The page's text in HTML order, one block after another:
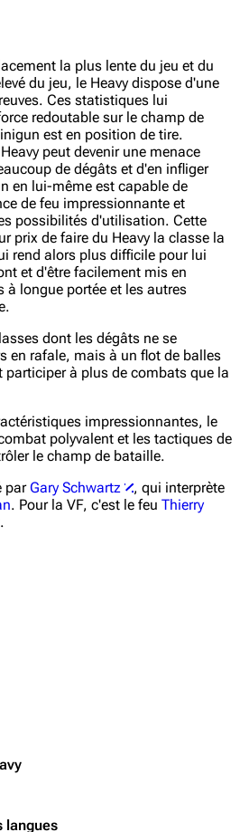
la plus lente du jeu et du
du jeu, le Heavy dispose d'une
Ces statistiques lui
redoutable sur le champ de
est en position de tire.
peut devenir une menace
de dégâts et d'en infliger
en lui-même est capable de
de feu impressionnante et
possibilités d'utilisation. Cette
prix de faire du Heavy la classe la
rend alors plus difficile pour lui
et d'être facilement mis en
à longue portée et les autres
dont les dégâts ne se
en rafale, mais à un flot de balles
participer à plus de combats que la
impressionnantes, le
polyvalent et les tactiques de
le champ de bataille.
parGary Schwartz
, qui interprète
. Pour la VF, c'est le feu Thierry
langues